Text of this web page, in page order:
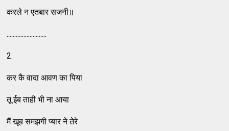
करले न एतबार सजनी॥
..........................
2.
कर कै वादा आवण का पिया
तू ईब ताही भी ना आया
मैं खूब समझगी प्‍यार ने तेरे